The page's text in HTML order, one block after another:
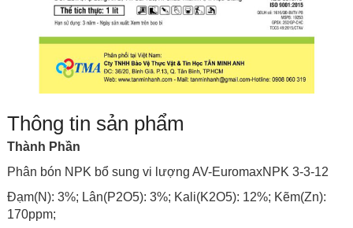
Thông tin sản phẩm
Thành Phần
Phân bón NPK bổ sung vi lượng AV-EuromaxNPK 3-3-12
Đạm(N): 3%; Lân(P2O5): 3%; Kali(K2O5): 12%; Kẽm(Zn):
170ppm;